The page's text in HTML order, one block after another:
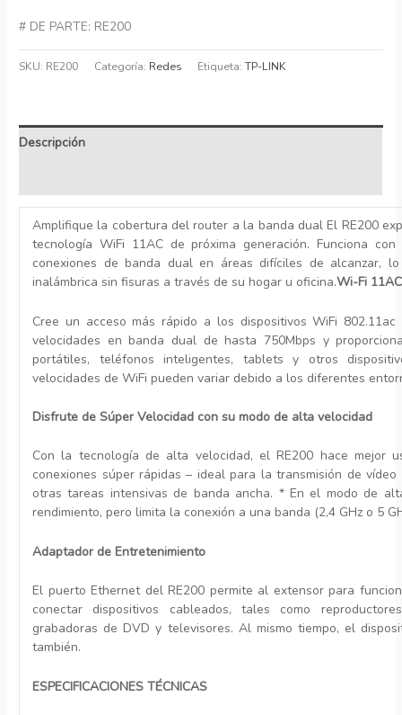
# DE PARTE: RE200
SKU: RE200 Categoría: Redes Etiqueta:TP-LINK
Descripción
Amplifique la cobertura del router a la banda dual El RE200
tecnología WiFi 11AC de próxima generación. Funciona
conexiones de banda dual en áreas difíciles de alcanzar,
inalámbrica sin fisuras a través de su hogar u oficina.Wi-Fi
Cree un acceso más rápido a los dispositivos WiFi
velocidades en banda dual de hasta 750Mbps y
portátiles, teléfonos inteligentes, tablets y otros
velocidades de WiFi pueden variar debido a los diferentes
Disfrute de Súper Velocidad con su modo de alta velocidad
Con la tecnología de alta velocidad, el RE200 hace mejor
conexiones súper rápidas – ideal para la transmisión de
otras tareas intensivas de banda ancha. * En el modo de
rendimiento, pero limita la conexión a una banda (2,4 GHz o 5
Adaptador de Entretenimiento
El puerto Ethernet del RE200 permite al extensor para
conectar dispositivos cableados, tales como
grabadoras de DVD y televisores. Al mismo tiempo, el
también.
ESPECIFICACIONES TÉCNICAS